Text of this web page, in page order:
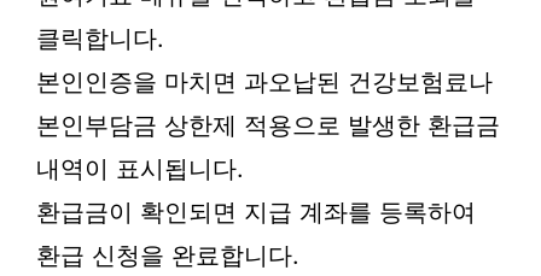
클릭합니다.
본인인증을 마치면 과오납된 건강보험료나
본인부담금 상한제 적용으로 발생한 환급금
내역이 표시됩니다.
환급금이 확인되면 지급 계좌를 등록하여
환급 신청을 완료합니다.